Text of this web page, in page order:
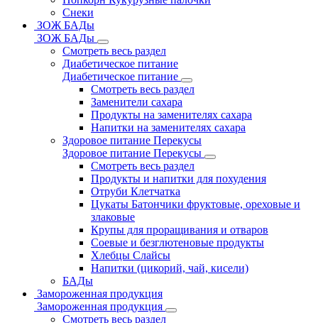
Снеки
ЗОЖ БАДы
ЗОЖ БАДы
Смотреть весь раздел
Диабетическое питание
Диабетическое питание
Смотреть весь раздел
Заменители сахара
Продукты на заменителях сахара
Напитки на заменителях сахара
Здоровое питание Перекусы
Здоровое питание Перекусы
Смотреть весь раздел
Продукты и напитки для похудения
Отруби Клетчатка
Цукаты Батончики фруктовые, ореховые и
злаковые
Крупы для проращивания и отваров
Соевые и безглютеновые продукты
Хлебцы Слайсы
Напитки (цикорий, чай, кисели)
БАДы
Замороженная продукция
Замороженная продукция
Смотреть весь раздел